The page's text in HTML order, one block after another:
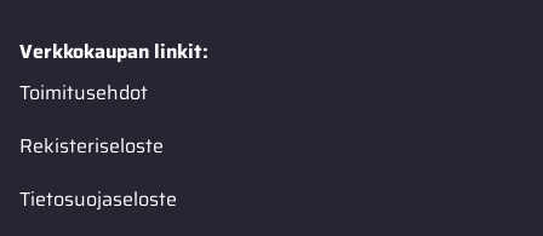
Verkkokaupan linkit:
Toimitusehdot
Rekisteriseloste
Tietosuojaseloste